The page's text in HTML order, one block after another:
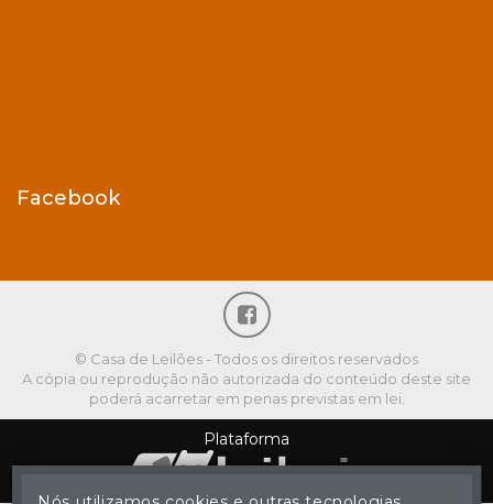
Facebook
© Casa de Leilões - Todos os direitos reservados
A cópia ou reprodução não autorizada do conteúdo deste site
poderá acarretar em penas previstas em lei.
Plataforma